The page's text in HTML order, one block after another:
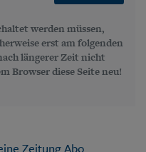
werden müssen,
erst am folgenden
längerer Zeit nicht
Browser diese Seite neu!